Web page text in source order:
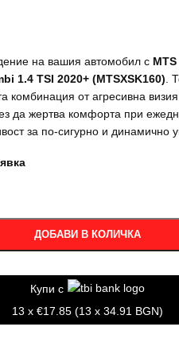
на вашия автомобил с
1.4 TSI 2020+ (MTSXSK160) .
комбинация от агресивна
да жертва комфорта при
за по-сигурно и динамично
ДОБАВИ В КОЛИЧКА
Купи с
13 x €17.85 (13 x 34.91 BGN)